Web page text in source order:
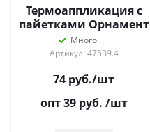
Термоаппликация с
пайетками Орнамент
Серебро 8617
Много
Артикул: 47539.4
74 руб./шт
опт 39 руб. /шт